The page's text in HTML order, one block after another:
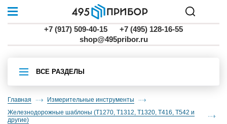
+7 (917) 509-40-15
+7 (495) 128-16-55
shop@495pribor.ru
ВСЕ РАЗДЕЛЫ
Главная
Измерительные инструменты
железнодорожные шаблоны (Т1270, Т1312, Т1320, Т416, Т542 и
другие)